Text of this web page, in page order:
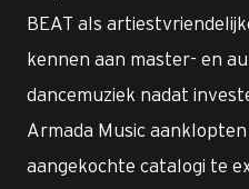
BEAT als
kennen aan master- en
dancemuziek nadat
Armada Music
aangekochte catalogi te